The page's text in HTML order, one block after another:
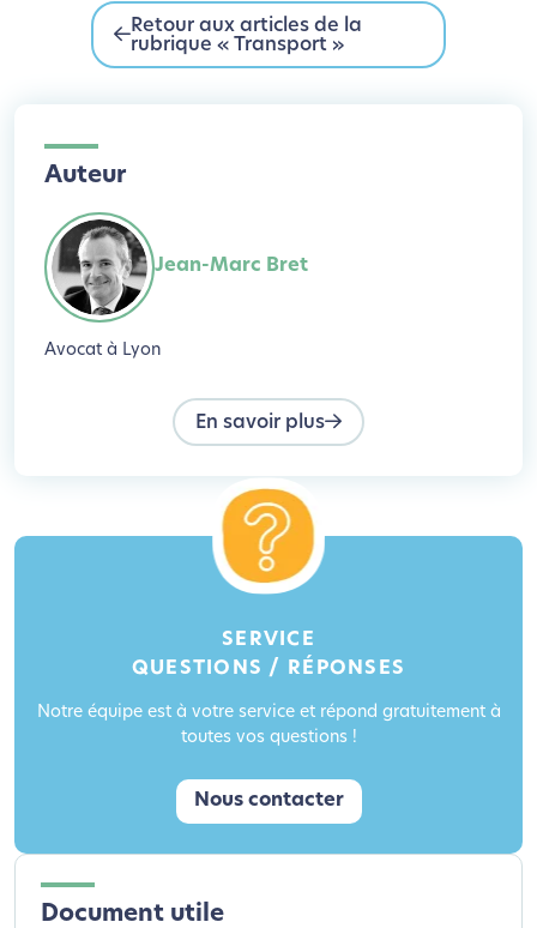
Retour aux articles de la
rubrique « Transport »
Auteur
Jean-Marc Bret
Avocat à Lyon
En savoir plus
SERVICE
QUESTIONS / RÉPONSES
Notre équipe est à votre service et répond gratuitement à
toutes vos questions !
Nous contacter
Document utile